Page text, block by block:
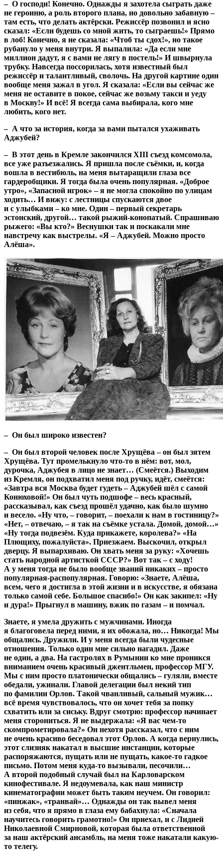
– О господи! Конечно. Однажды я захотела сыграть даже
не героиню, а роль второго плана, но довольно забавную –
там есть, что делать актёрски. Режиссёр позвонил и ясно
сказал: «Если будешь со мной жить, то сыграешь!» Прямо
в лоб! Конечно, я не сказала: «Чтоб ты сдох!», но такое
рубануло у меня внутри. Я выпалила: «Да если мне
миллион дадут, я с вами не лягу в постель!» И швырнула
трубку. Навсегда поссорилась, хотя известный был
режиссёр и талантливый, сволочь. На другой картине один
вообще меня зажал в угол. Я сказала: «Если вы сейчас же
меня не оставите в покое, сейчас же возьму такси и уеду
в Москву!» И всё! Я всегда сама выбирала, кого мне
любить, кого нет.
– А что за история, когда за вами пытался ухаживать
Аджубей?
– В этот день в Кремле закончился XIII съезд комсомола,
все уже разъезжались. Я пришла после съёмки, и, когда
вошла в вестибюль, на меня вытаращили глаза все
гардеробщики. Я тогда была очень популярная. «Доброе
утро», «Запасной игрок» – я не могла спокойно по улицам
ходить… И вижу: с лестницы спускаются двое
и с улыбками – ко мне. Один – первый секретарь
эстонский, другой… такой рыжий-конопатый. Спрашиваю
рыжего: «Вы кто?» Веснушки так и поскакали мне
навстречу как выстрелы. «Я – Аджубей. Можно просто
Алёша».
– Он был широко известен?
– Он был второй человек после Хрущёва – он был зятем
Хрущёва. Тут промелькнуло что-то в нём: вот, мол,
дурочка, Аджубея в лицо не знает… (Смеётся.) Выходим
из Кремля, он подхватил меня под ручку, идёт, смеётся:
«Завтра вся Москва будет гудеть – Аджубей шёл с самой
Конюховой!» Он был чуть подшофе – весь красный,
рассказывал, как съезд прошёл удачно, как было шумно
и весело. «Ну что, – говорит, – поехали к нам в гостиницу?»
«Нет, – отвечаю, – я так на съёмке устала. Домой, домой…»
«Ну тогда подвезём. Куда прикажете, королева?» «На
Плющиху, пожалуйста». Приезжаем. Выскочил, открыл
дверцу. Я выпархиваю. Он хвать меня за руку: «Хочешь
стать народной артисткой СССР?» Вот так – с ходу!
А у меня тогда не было вообще званий никаких – просто
популярная-распопулярная. Говорю: «Знаете, Алёша,
всем, чего я достигла в этой жизни и в искусстве, я обязана
только самой себе. Большое спасибо!» Он как закипел: «Ну
и дура!» Прыгнул в машину, вжик по газам – и помчал.
Знаете, я умела дружить с мужчинами. Иногда
я благоговела перед ними, я их обожала, но… Никогда! Мы
общались. Дружили. И у меня всегда были чудесные
отношения. Только один мне сильно нагадил. Даже
не один, а два. На гастролях в Румынии ко мне проникся
вниманием очень красивый джентльмен, профессор МГУ.
Мы с ним просто платонически общались – гуляли, вместе
обедали, ужинали. Главой делегации был некий тип
по фамилии Орлов. Такой чванливый, сальный мужик…
всё время чувствовалось, что он хочет тебя за попку
схватить или за сиську. Вдруг смотрю: профессор начинает
меня сторониться. Я не выдержала: «Я вас чем-то
скомпрометировала?» Он нехотя рассказал, что с ним
не очень красиво беседовал этот Орлов. А когда вернулись,
этот слизняк накатал в высшие инстанции, которые
распоряжаются, пущать или не пущать, какое-то гадкое
письмо. Потом меня куда-то вызывали, песочили…
А второй подобный случай был на Карловарском
кинофестивале. Я недоумевала, как наш министр
кинематографии может быть таким неучем. Он говорил:
«пинжак», «транвай»… Однажды он так вывел меня
из себя, что я прямо в глаза ему бабахнула: «Сначала
научитесь говорить грамотно!» Он приехал, и с Лидией
Николаевной Смирновой, которая была ответственной
за наш актёрский ансамбль, на меня тоже накатали какую-
то телегу.